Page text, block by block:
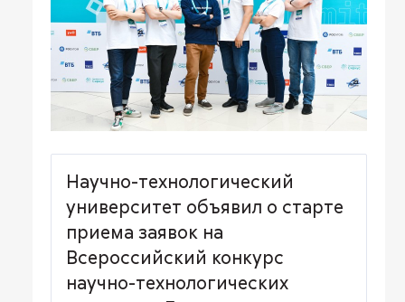
Научно-технологический
университет объявил о старте
приема заявок на
Всероссийский конкурс
научно-технологических